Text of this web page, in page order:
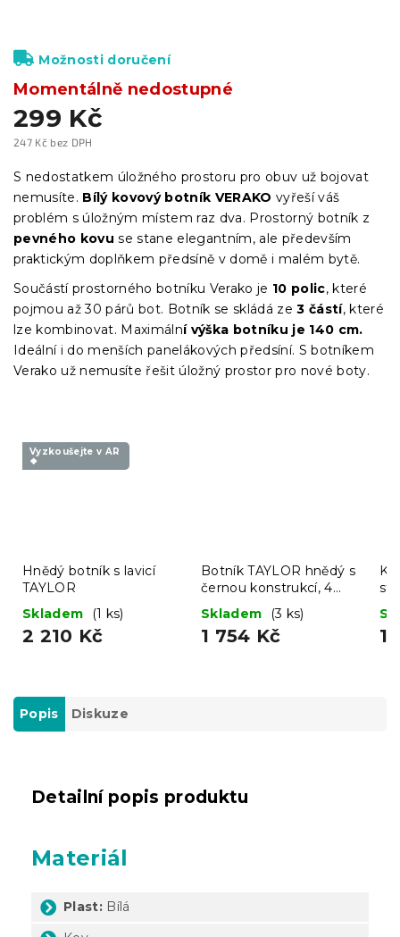
299 Kč
247 Kč bez DPH
cena:
Momentálně nedostupné
Možnosti doručení
S nedostatkem úložného prostoru pro obuv už bojovat
nemusíte. Bílý kovový botník VERAKO vyřeší váš
problém s úložným místem raz dva. Prostorný botník z
pevného kovu se stane elegantním, ale především
praktickým doplňkem předsíně v domě i malém bytě.
Součástí prostorného botníku Verako je 10 polic, které
pojmou až 30 párů bot. Botník se skládá ze3 částí, které
lze kombinovat. Maximální výška botníku je 140 cm.
Ideální i do menších panelákových předsíní. S botníkem
Verako už nemusíte řešit úložný prostor pro nové boty.
Vyzkoušejte v AR
❖
Hnědý botník s lavicí
TAYLOR
Skladem
(1 ks)
2 210 Kč
Botník TAYLOR hnědý s
černou konstrukcí, 4
police
Skladem (3 ks)
1 754 Kč 1
Popis Diskuze
Detailní popis produktu
Materiál
Plast: Bílá